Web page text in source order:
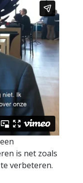
is net zoals
verbeteren.